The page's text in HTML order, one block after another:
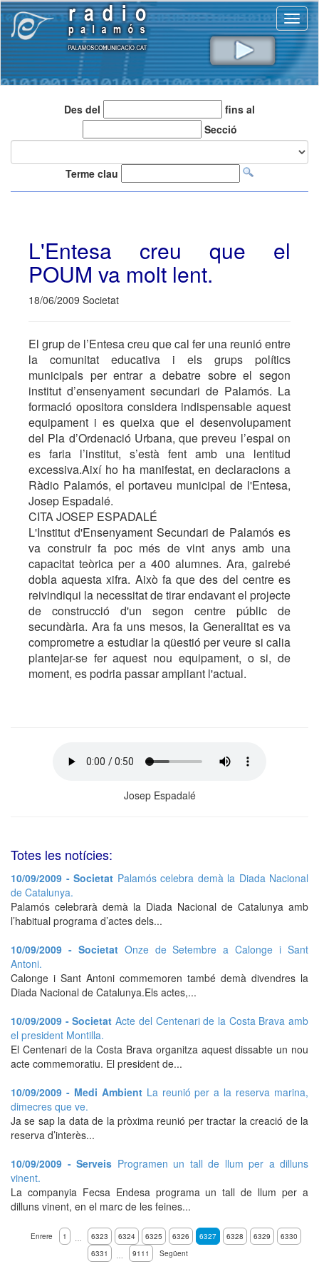
Des del
fins al
Secció
Terme clau
L'Entesa creu que el
POUM va molt lent.
18/06/2009 Societat
El grup de l’Entesa creu que cal fer una reunió entre
la comunitat educativa i els grups polítics
municipals per entrar a debatre sobre el segon
institut d’ensenyament secundari de Palamós. La
formació opositora considera indispensable aquest
equipament i es queixa que el desenvolupament
del Pla d’Ordenació Urbana, que preveu l’espai on
es faria l’institut, s’està fent amb una lentitud
excessiva.Així ho ha manifestat, en declaracions a
Ràdio Palamós, el portaveu municipal de l'Entesa,
Josep Espadalé.
CITA JOSEP ESPADALÉ
L'Institut d'Ensenyament Secundari de Palamós es
va construir fa poc més de vint anys amb una
capacitat teòrica per a 400 alumnes. Ara, gairebé
dobla aquesta xifra. Això fa que des del centre es
reivindiqui la necessitat de tirar endavant el projecte
de construcció d'un segon centre públic de
secundària. Ara fa uns mesos, la Generalitat es va
comprometre a estudiar la qüestió per veure si calia
plantejar-se fer aquest nou equipament, o si, de
moment, es podria passar ampliant l'actual.
Josep Espadalé
Totes les notícies:
10/09/2009 - Societat Palamós celebra demà la Diada Nacional
de Catalunya.
Palamós celebrarà demà la Diada Nacional de Catalunya amb
l’habitual programa d’actes dels...
10/09/2009 - Societat Onze de Setembre a Calonge i Sant
Antoni.
Calonge i Sant Antoni commemoren també demà divendres la
Diada Nacional de Catalunya.Els actes,...
10/09/2009 - SocietatActe del Centenari de la Costa Brava amb
el president Montilla.
El Centenari de la Costa Brava organitza aquest dissabte un nou
acte commemoratiu. El president de...
10/09/2009 - Medi Ambient La reunió per a la reserva marina,
dimecres que ve.
Ja se sap la data de la pròxima reunió per tractar la creació de la
reserva d’interès...
10/09/2009 - Serveis Programen un tall de llum per a dilluns
vinent.
La companyia Fecsa Endesa programa un tall de llum per a
dilluns vinent, en el marc de les feines...
Enrere 1 … 6323 6324 6325 6326 6327 6328 6329
6330
6331
… 9111 Següent